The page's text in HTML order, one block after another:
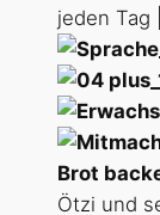
jeden Tag
Brot
Ötzi und